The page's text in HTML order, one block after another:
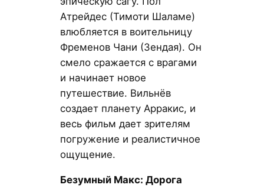
Атрейдес (Тимоти Шаламе)
влюбляется в воительницу
Фременов Чани (Зендая). Он
смело сражается с врагами
и начинает новое
путешествие. Вильнёв
создает планету Арракис, и
весь фильм дает зрителям
погружение и реалистичное
ощущение.
Безумный Макс: Дорога